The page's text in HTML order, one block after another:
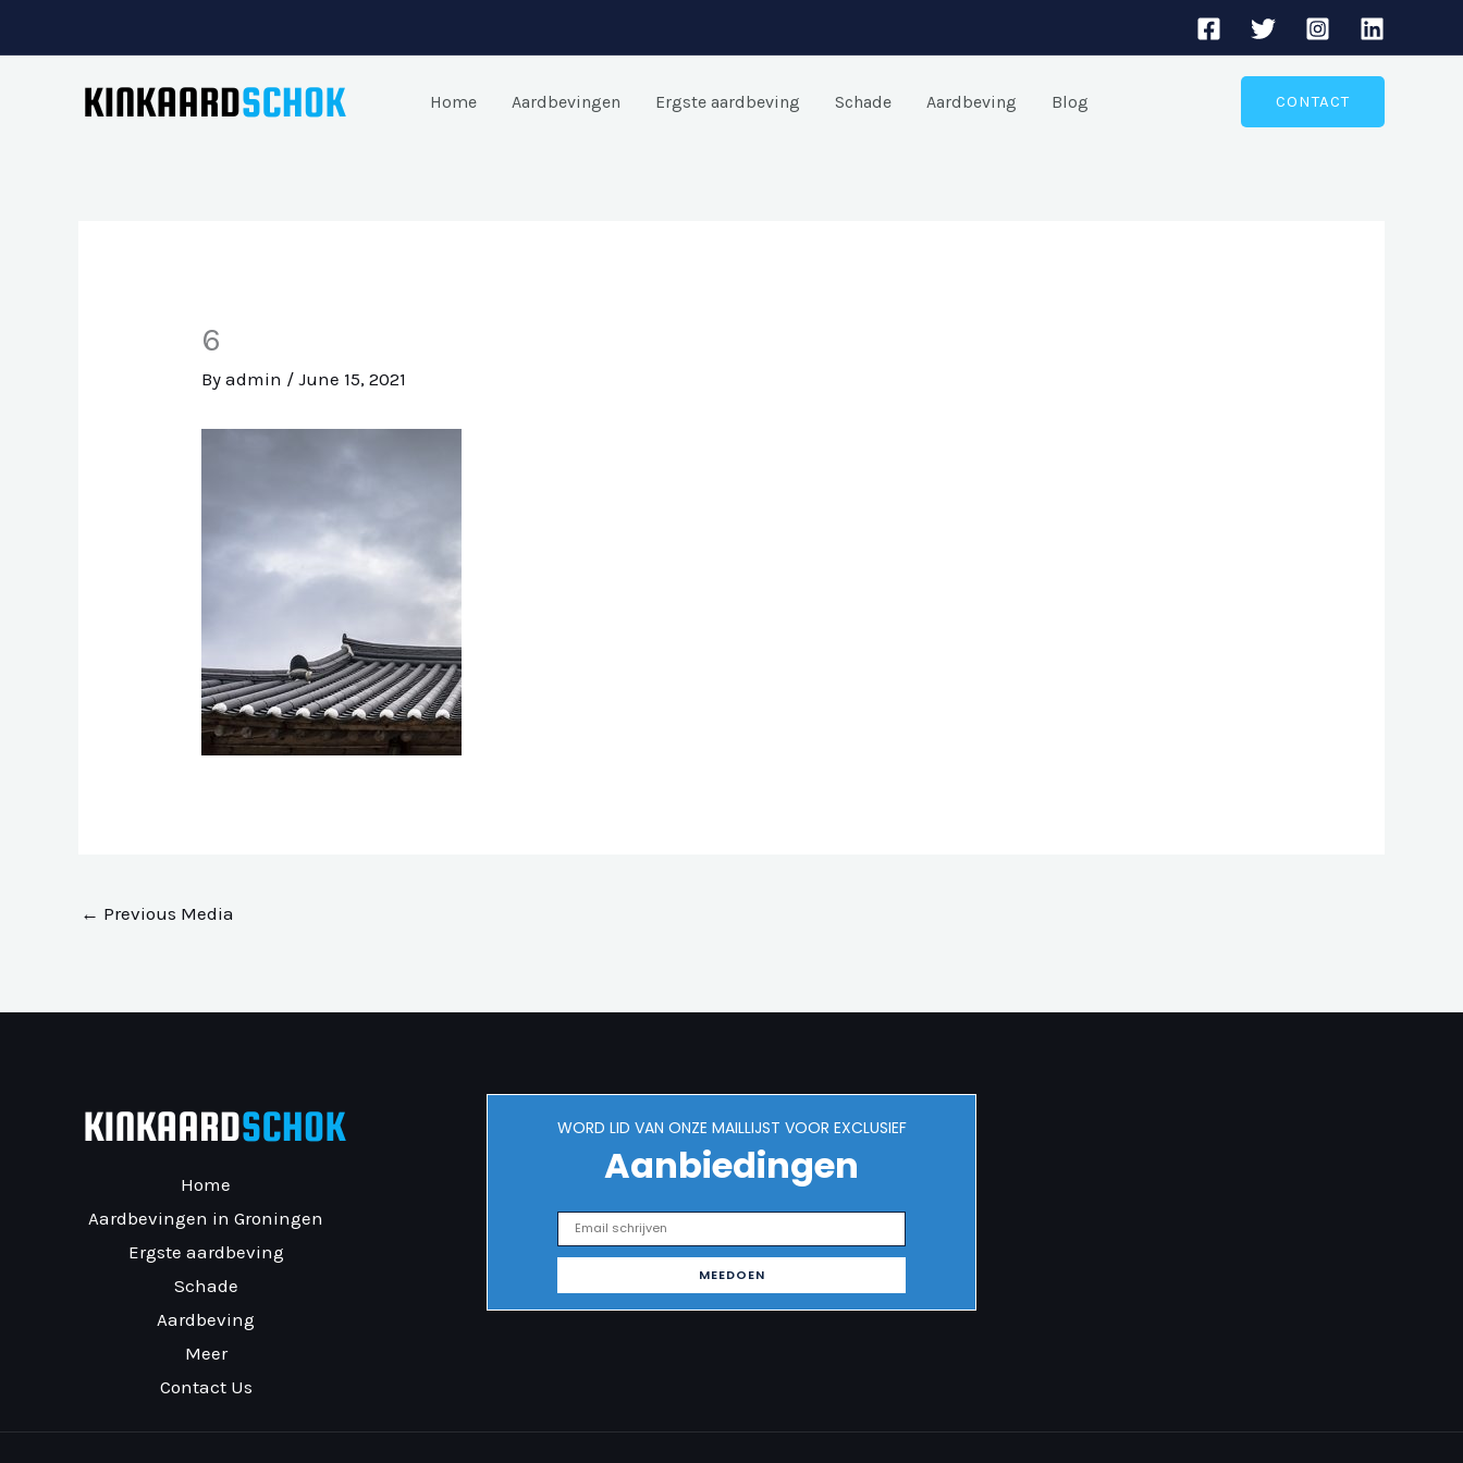
to
Home Aardbevingen Ergste aardbeving Schade Aardbeving Blog CONTACT
6
Byadmin /June 15, 2021
← Previous Media
Home
Aardbevingen in Groningen
Ergste aardbeving
Schade
Aardbeving
Meer
Contact Us
WORD LID VAN ONZE MAILLIJST VOOR EXCLUSIEF
Aanbiedingen